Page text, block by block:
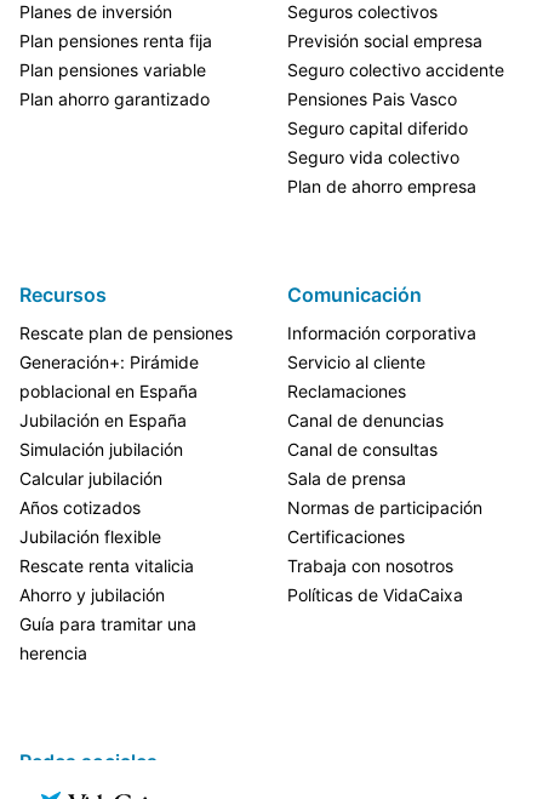
Planes de inversión
Plan pensiones renta fija
Plan pensiones variable
Plan ahorro garantizado
Seguros colectivos
Previsión social empresa
Seguro colectivo accidente
Pensiones Pais Vasco
Seguro capital diferido
Seguro vida colectivo
Plan de ahorro empresa
Recursos
Rescate plan de pensiones
Generación+: Pirámide
poblacional en España
Jubilación en España
Simulación jubilación
Calcular jubilación
Años cotizados
Jubilación flexible
Rescate renta vitalicia
Ahorro y jubilación
Guía para tramitar una
herencia
Comunicación
Información corporativa
Servicio al cliente
Reclamaciones
Canal de denuncias
Canal de consultas
Sala de prensa
Normas de participación
Certificaciones
Trabaja con nosotros
Políticas de VidaCaixa
Redes sociales